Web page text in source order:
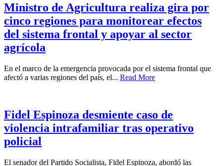
Ministro de Agricultura realiza gira por
cinco regiones para monitorear efectos
del sistema frontal y apoyar al sector
agrícola
En el marco de la emergencia provocada por el sistema frontal que
afectó a varias regiones del país, el... Read More
Fidel Espinoza desmiente caso de
violencia intrafamiliar tras operativo
policial
El senador del Partido Socialista, Fidel Espinoza, abordó las